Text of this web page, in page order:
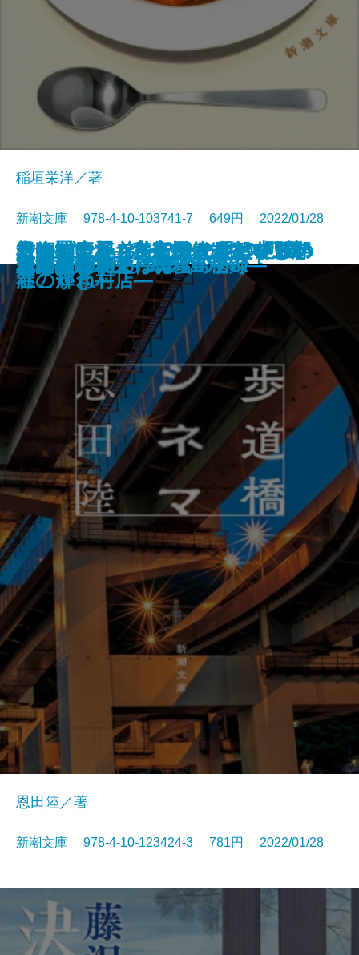
市塵〔下〕
君に勧む杯 文豪とアルケミスト
ノベライズ―case 井伏鱒二―
青銅の魔人―私立探偵 明智小五郎
―
もうすぐいなくなります―絶滅の
生物学―
同潤会代官山アパートメント
ボダ子
残りものには、過去がある
いかれころ
そのマンション、終の住処でいい
ですか？
一晩置いたカレーはなぜおいしい
のか―食材と料理のサイエンス―
稲垣栄洋／著
新潮文庫 978-4-10-103741-7 649円 2022/01/28
歩道橋シネマ
恩田陸／著
新潮文庫 978-4-10-123424-3 781円 2022/01/28
決闘の辻
じじばばのるつぼ
冤罪法廷〔上〕
冤罪法廷〔下〕
コンビニ兄弟2―テンダネス門司
港こがね村店―
巫女島の殺人―呪殺島秘録―
この橋をわたって
根っこと翼―美智子さまという存
在の輝き―
あなたの右手は蜂蜜の香り